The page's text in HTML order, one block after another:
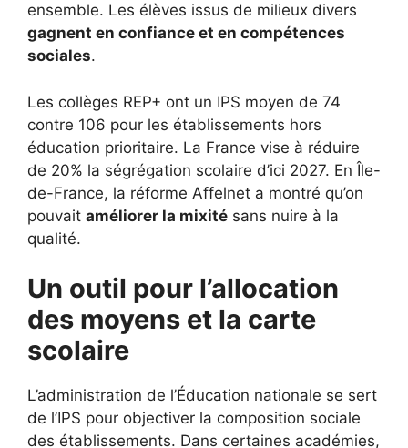
ensemble. Les élèves issus de milieux divers
gagnent en confiance et en compétences
sociales.
Les collèges REP+ ont un IPS moyen de 74
contre 106 pour les établissements hors
éducation prioritaire. La France vise à réduire
de 20% la ségrégation scolaire d’ici 2027. En Île-
de-France, la réforme Affelnet a montré qu’on
pouvait améliorer la mixité sans nuire à la
qualité.
Un outil pour l’allocation
des moyens et la carte
scolaire
L’administration de l’Éducation nationale se sert
de l’IPS pour objectiver la composition sociale
des établissements. Dans certaines académies,